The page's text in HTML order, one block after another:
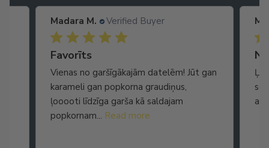
Madara M. Verified Buyer
Favorīts
Vienas no garšīgākajām datelēm! Jūt gan
karameli gan popkorna graudiņus,
ļooooti līdzīga garša kā saldajam
popkornam... Read more
arī